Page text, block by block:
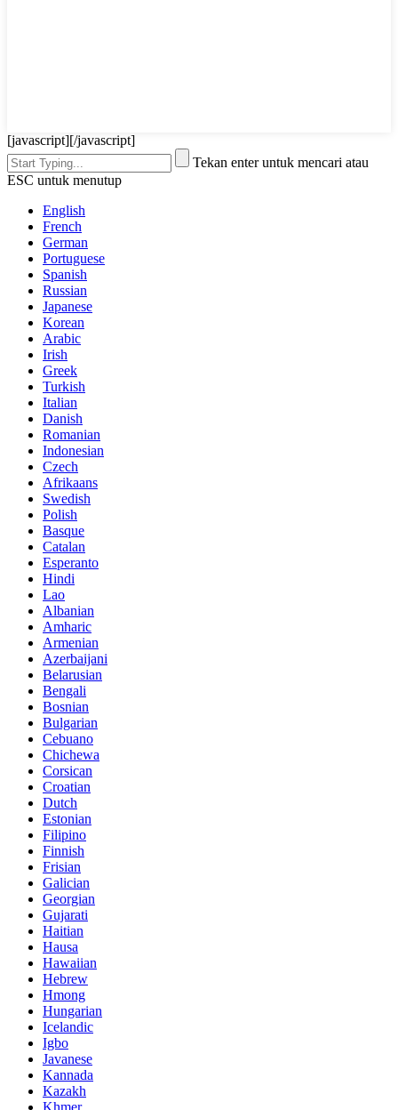
[javascript][/javascript]
Tekan enter untuk mencari atau
ESC untuk menutup
English
French
German
Portuguese
Spanish
Russian
Japanese
Korean
Arabic
Irish
Greek
Turkish
Italian
Danish
Romanian
Indonesian
Czech
Afrikaans
Swedish
Polish
Basque
Catalan
Esperanto
Hindi
Lao
Albanian
Amharic
Armenian
Azerbaijani
Belarusian
Bengali
Bosnian
Bulgarian
Cebuano
Chichewa
Corsican
Croatian
Dutch
Estonian
Filipino
Finnish
Frisian
Galician
Georgian
Gujarati
Haitian
Hausa
Hawaiian
Hebrew
Hmong
Hungarian
Icelandic
Igbo
Javanese
Kannada
Kazakh
Khmer